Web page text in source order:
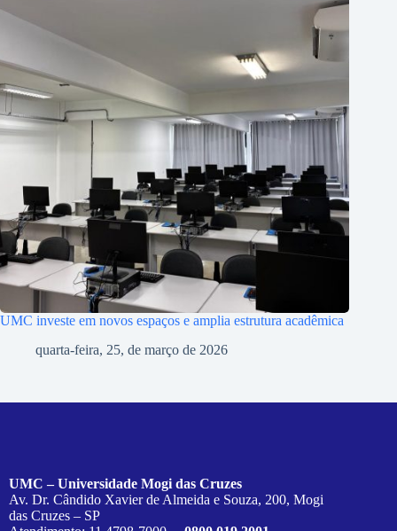
UMC investe em novos espaços e amplia estrutura acadêmica
quarta-feira, 25, de março de 2026
UMC – Universidade Mogi das Cruzes
Av. Dr. Cândido Xavier de Almeida e Souza, 200, Mogi
das Cruzes – SP